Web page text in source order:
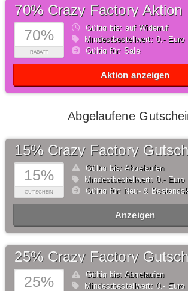
70%
RABATT
70% Crazy Factory Aktion
Gültig bis: auf Widerruf
Mindestbestellwert: 0,- Euro
Gültig für: Sale
Aktion anzeigen
Abgelaufene
15%
GUTSCHEIN
15% Crazy Factory
Gültig bis: Abgelaufen
Mindestbestellwert: 0,- Euro
Gültig für: Neu- &
Anzeigen
25%
25% Crazy Factory
Gültig bis: Abgelaufen
Mindestbestellwert: 0,- Euro